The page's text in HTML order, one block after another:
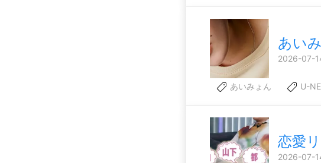
あい
2026-07-
あいみょん U-
恋愛
2026-07-